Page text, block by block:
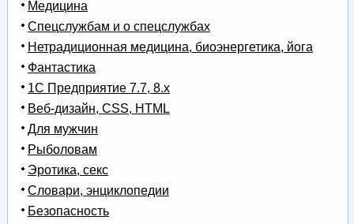
Медицина
Спецслужбам и о спецслужбах
Нетрадиционная медицина, биоэнергетика, йога
Фантастика
1С Предприятие 7.7, 8.x
Веб-дизайн, CSS, HTML
Для мужчин
Рыболовам
Эротика, секс
Словари, энциклопедии
Безопасность